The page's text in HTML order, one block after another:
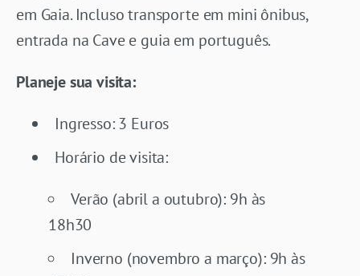
em Gaia. Incluso transporte em mini ônibus,
entrada na Cave e guia em português.
Planeje sua visita:
Ingresso: 3 Euros
Horário de visita:
Verão (abril a outubro): 9h às
18h30
Inverno (novembro a março): 9h às